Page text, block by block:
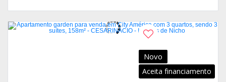
Novo
Aceita financiamento